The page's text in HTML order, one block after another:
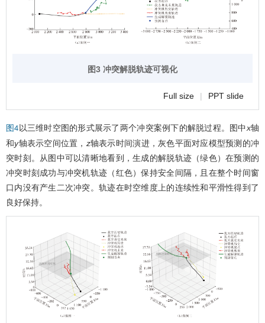
图3 冲突解脱轨迹可视化
Full size | PPT slide
图4 以三维时空图的形式展示了两个冲突案例下的解脱过程。图中x轴
和y轴表示空间位置， z轴表示时间演进，灰色平面对应模型预测的冲
突时刻。从图中可以清晰地看到，生成的解脱轨迹（绿色）在预测的
冲突时刻成功与冲突机轨迹（红色）保持安全间隔，且在整个时间窗
口内没有产生二次冲突。轨迹在时空维度上的连续性和平滑性得到了
良好保持。